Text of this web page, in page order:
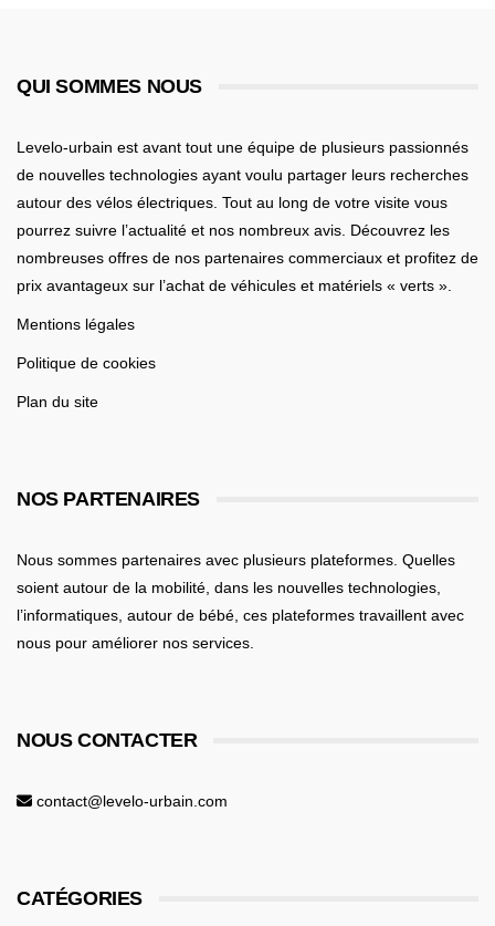
QUI SOMMES NOUS
Levelo-urbain est avant tout une équipe de plusieurs passionnés
de nouvelles technologies ayant voulu partager leurs recherches
autour des vélos électriques. Tout au long de votre visite vous
pourrez suivre l’actualité et nos nombreux avis. Découvrez les
nombreuses offres de nos partenaires commerciaux et profitez de
prix avantageux sur l’achat de véhicules et matériels « verts ».
Mentions légales
Politique de cookies
Plan du site
NOS PARTENAIRES
Nous sommes partenaires avec plusieurs plateformes. Quelles
soient autour de la mobilité, dans les nouvelles technologies,
l’informatiques, autour de bébé, ces plateformes travaillent avec
nous pour améliorer nos services.
NOUS CONTACTER
contact@levelo-urbain.com
CATÉGORIES